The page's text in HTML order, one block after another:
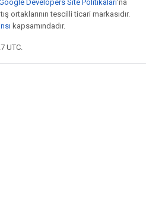
Developers Site Politikaları'na
ortaklarının tescilli ticari markasıdır.
kapsamındadır.
UTC.